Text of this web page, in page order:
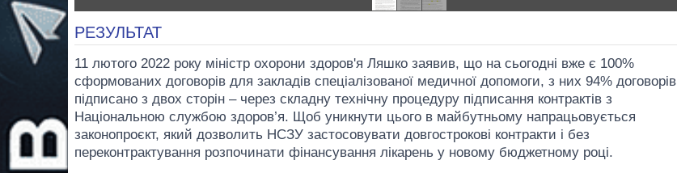
РЕЗУЛЬТАТ
11 лютого 2022 року міністр охорони здоров'я Ляшко заявив, що на сьогодні вже є 100%
сформованих договорів для закладів спеціалізованої медичної допомоги, з них 94% договорів
підписано з двох сторін – через складну технічну процедуру підписання контрактів з
Національною службою здоров’я. Щоб уникнути цього в майбутньому напрацьовується
законопроєкт, який дозволить НСЗУ застосовувати довгострокові контракти і без
переконтрактування розпочинати фінансування лікарень у новому бюджетному році.